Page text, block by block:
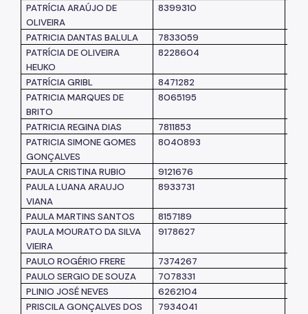
PATRÍCIA ARAÚJO DE
OLIVEIRA
8399310
PATRICIA DANTAS BALULA 7833059
PATRÍCIA DE OLIVEIRA
HEUKO
8228604
PATRÍCIA GRIBL 8471282
PATRICIA MARQUES DE
BRITO
8065195
PATRICIA REGINA DIAS 7811853
PATRICIA SIMONE GOMES
GONÇALVES
8040893
PAULA CRISTINA RUBIO 9121676
PAULA LUANA ARAUJO
VIANA
8933731
PAULA MARTINS SANTOS 8157189
PAULA MOURATO DA SILVA
VIEIRA
9178627
PAULO ROGÉRIO FRERE 7374267
PAULO SERGIO DE SOUZA
7078331
PLINIO JOSÉ NEVES
6262104
PRISCILA GONÇALVES DOS
7934041